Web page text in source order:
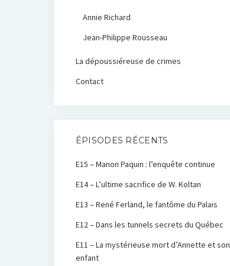
Annie Richard
Jean-Philippe Rousseau
La dépoussiéreuse de crimes
Contact
ÉPISODES RÉCENTS
E15 – Manon Paquin : l’enquête continue
E14 – L’ultime sacrifice de W. Koltan
E13 – René Ferland, le fantôme du Palais
E12 – Dans les tunnels secrets du Québec
E11 – La mystérieuse mort d’Annette et son
enfant